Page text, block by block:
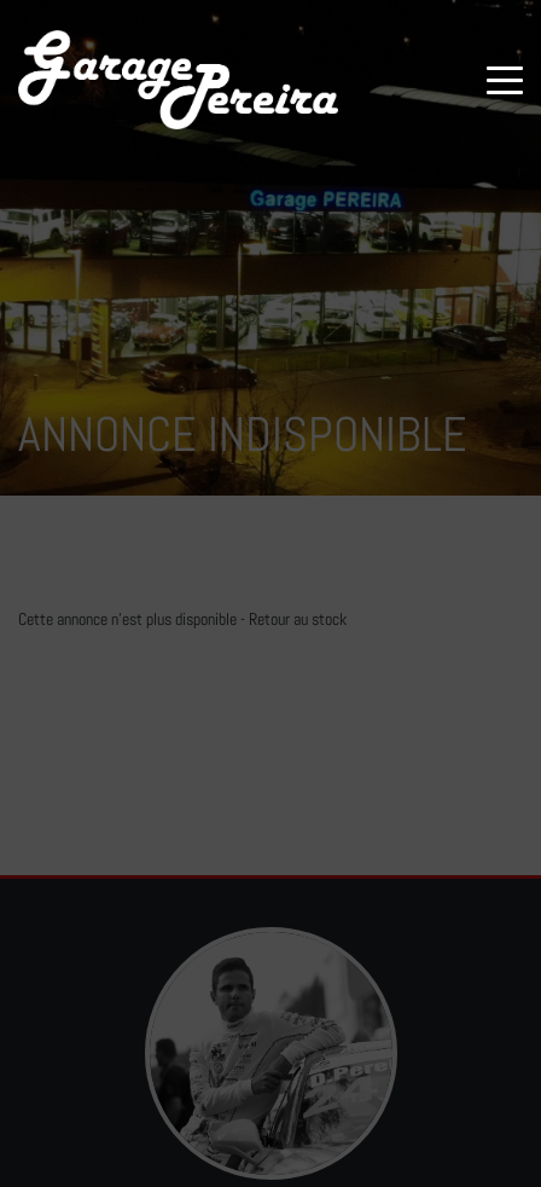
ANNONCE INDISPONIBLE
Cette annonce n'est plus disponible - Retour au stock
Paramètres avancés des cookies